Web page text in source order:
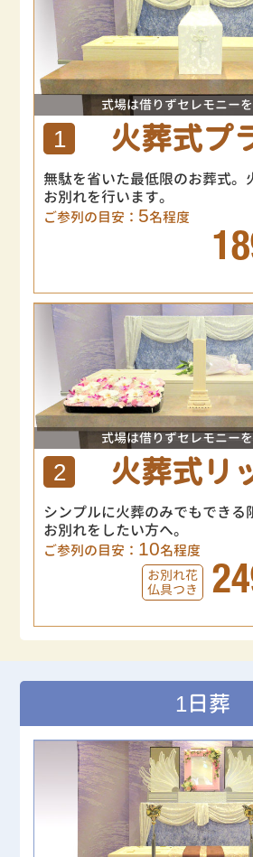
式場は借りずセレモニー
1 火葬式プ
無駄を省いた最低限のお葬式。
お別れを行います。
ご参列の目安： 5名程度
式場は借りずセレモニー
2 火葬式リ
シンプルに火葬のみでもできる
お別れをしたい方へ。
ご参列の目安： 10名程度
お別れ花
仏具つき
1日葬